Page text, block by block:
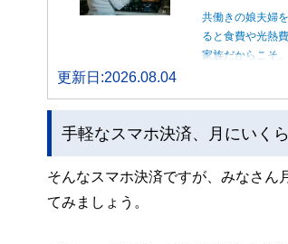
共働きの娘夫婦
ると食費や光熱
家族だからこそ
更新日:2026.08.04
手軽なスマホ決済、月にいく
そんなスマホ決済ですが、みなさん
てみましょう。